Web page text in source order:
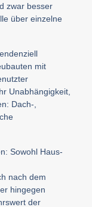
zwar besser
über einzelne
mit
Unabhängigkeit,
Dach-,
Sowohl Haus-
nach dem
hingegen
der